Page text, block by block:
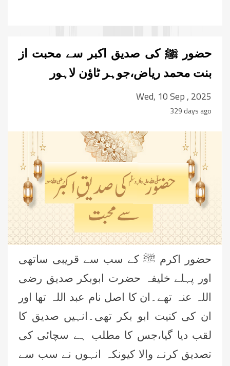
حضور ﷺ کی صدیق اکبر سے محبت از
بنت محمد ریاض،جوہر ٹاؤن لاہور
Wed, 10 Sep , 2025
329 days ago
حضور اکرم ﷺ کے سب سے قریبی ساتھی
اور پہلے خلیفہ حضرت ابوبکر صدیق رضی
اللہ عنہ تھے۔ان کا اصل نام عبد اللہ تھا اور
ان کی کنیت ابو بکر تھی۔انہیں صدیق کا
لقب دیا گیا،جس کا مطلب ہے سچائی کی
تصدیق کرنے والا کیونکہ انہوں نے سب سے